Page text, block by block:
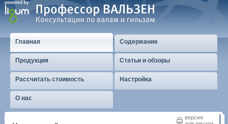
Главная Содержание
Продукция Статьи и обзоры
Рассчитать стоимость Настройка
О нас
версия